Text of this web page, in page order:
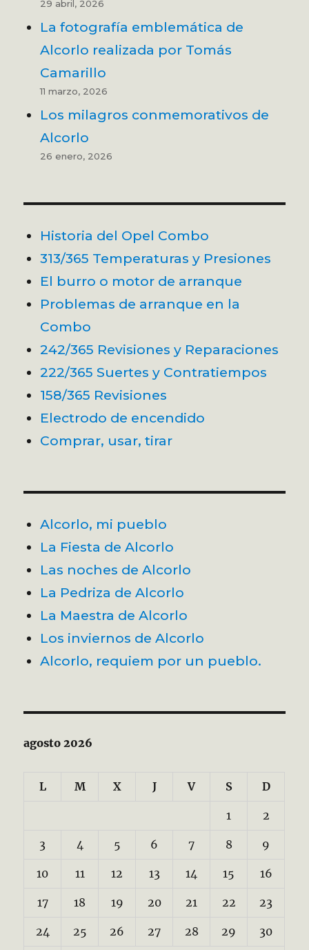
29 abril, 2026
La fotografía emblemática de
Alcorlo realizada por Tomás
Camarillo
11 marzo, 2026
Los milagros conmemorativos de
Alcorlo
26 enero, 2026
Historia del Opel Combo
313/365 Temperaturas y Presiones
El burro o motor de arranque
Problemas de arranque en la
Combo
242/365 Revisiones y Reparaciones
222/365 Suertes y Contratiempos
158/365 Revisiones
Electrodo de encendido
Comprar, usar, tirar
Alcorlo, mi pueblo
La Fiesta de Alcorlo
Las noches de Alcorlo
La Pedriza de Alcorlo
La Maestra de Alcorlo
Los inviernos de Alcorlo
Alcorlo, requiem por un pueblo.
agosto 2026
L M X J V S D
1 2
3 4 5 6 7 8 9
10 11 12 13 14 15 16
17 18 19 20 21 22 23
24 25 26 27 28 29 30